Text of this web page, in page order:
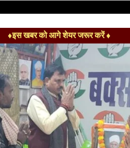
♦इस खबर को आगे शेयर जरूर करें ♦